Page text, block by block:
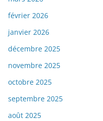
février 2026
janvier 2026
décembre 2025
novembre 2025
octobre 2025
septembre 2025
août 2025